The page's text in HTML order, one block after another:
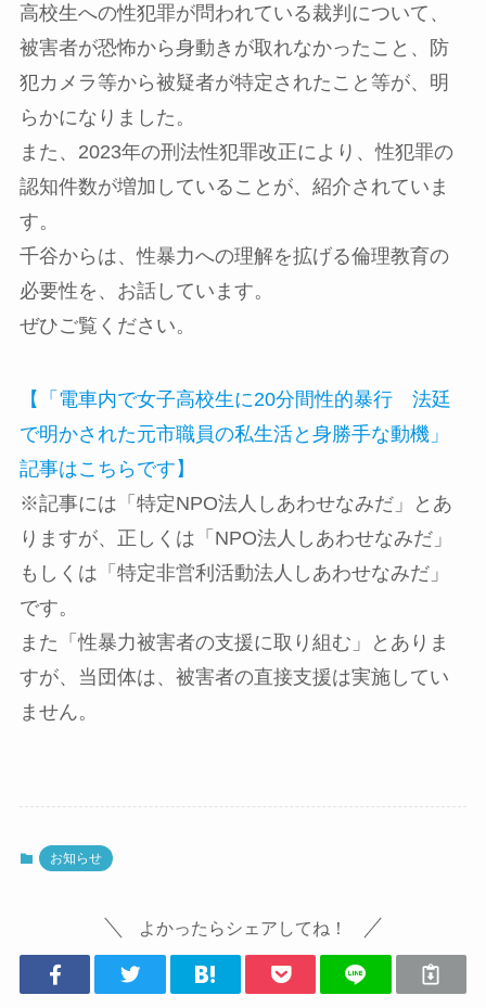
高校生への性犯罪が問われている裁判について、
被害者が恐怖から身動きが取れなかったこと、防
犯カメラ等から被疑者が特定されたこと等が、明
らかになりました。
また、2023年の刑法性犯罪改正により、性犯罪の
認知件数が増加していることが、紹介されていま
す。
千谷からは、性暴力への理解を拡げる倫理教育の
必要性を、お話しています。
ぜひご覧ください。
【「電車内で女子高校生に20分間性的暴行 法廷
で明かされた元市職員の私生活と身勝手な動機」
記事はこちらです】
※記事には「特定NPO法人しあわせなみだ」とあ
りますが、正しくは「NPO法人しあわせなみだ」
もしくは「特定非営利活動法人しあわせなみだ」
です。
また「性暴力被害者の支援に取り組む」とありま
すが、当団体は、被害者の直接支援は実施してい
ません。
お知らせ
よかったらシェアしてね！